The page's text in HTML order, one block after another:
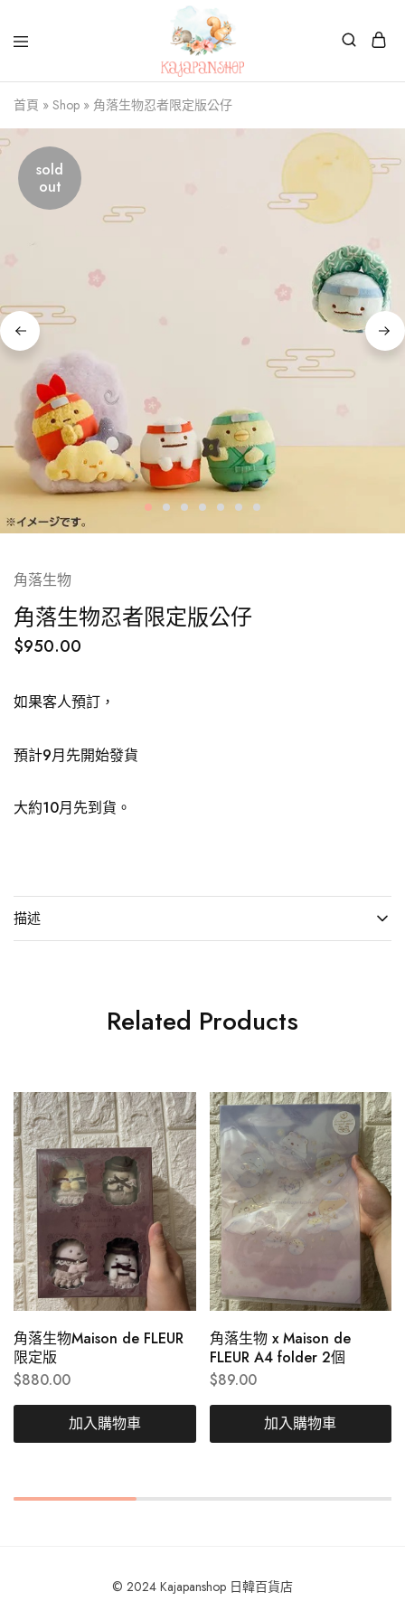
Kajapanshop
日
韓
百
首頁 » Shop » 角落生物忍者限定版公仔
sold
out
角落生物
角落生物忍者限定版公仔
$950.00
如果客人預訂，
預計9月先開始發貨
大約10月先到貨。
描述
Related Products
角落生物Maison de FLEUR
限定版
$880.00
加入購物車
角落生物 x Maison de
FLEUR A4 folder 2個
$89.00
加入購物車
© 2024 Kajapanshop 日韓百貨店